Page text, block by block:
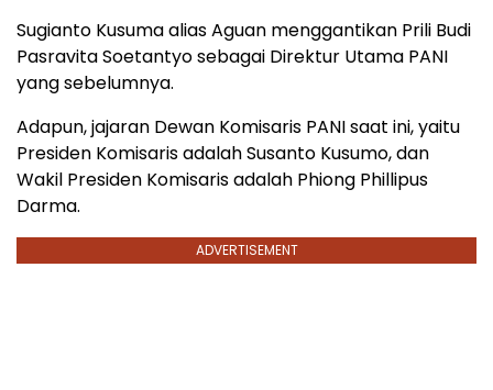
Sugianto Kusuma alias Aguan menggantikan Prili Budi
Pasravita Soetantyo sebagai Direktur Utama PANI
yang sebelumnya.
Adapun, jajaran Dewan Komisaris PANI saat ini, yaitu
Presiden Komisaris adalah Susanto Kusumo, dan
Wakil Presiden Komisaris adalah Phiong Phillipus
Darma.
ADVERTISEMENT